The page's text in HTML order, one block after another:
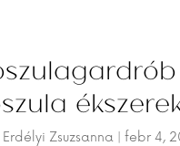
Erdélyi Zsuzsanna| febr 4,